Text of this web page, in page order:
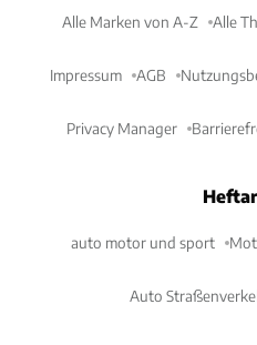
Alle Marken von A-Z Alle
Impressum AGB
Privacy Manager
auto motor und sport
Auto